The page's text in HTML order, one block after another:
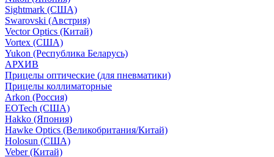
Sightmark (США)
Swarovski (Австрия)
Vector Optics (Китай)
Vortex (США)
Yukon (Республика Беларусь)
АРХИВ
Прицелы оптические (для пневматики)
Прицелы коллиматорные
Arkon (Россия)
EOTech (США)
Hakko (Япония)
Hawke Optics (Великобритания/Китай)
Holosun (США)
Veber (Китай)